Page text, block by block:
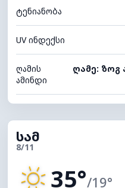
ტენიანობა
UV ინდექსი
ღამის
ამინდი
ღამე:
სამ
8/11
35°/19°